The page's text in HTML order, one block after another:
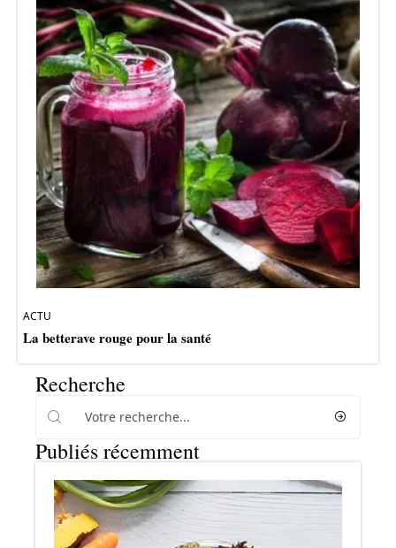
ACTU
La betterave rouge pour la santé
Recherche
Publiés récemment